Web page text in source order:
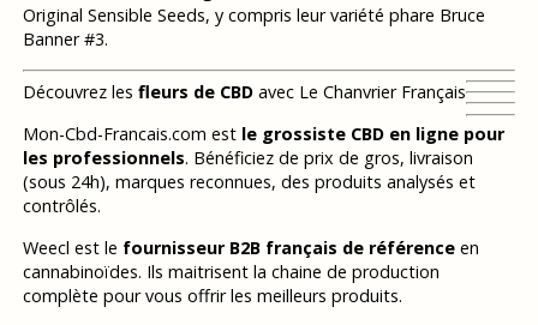
Original Sensible Seeds, y compris leur variété phare Bruce
Banner #3.
Découvrez les fleurs de CBDavec Le Chanvrier Français
Mon-Cbd-Francais.com est le grossiste CBD en ligne pour
les professionnels. Bénéficiez de prix de gros, livraison
(sous 24h), marques reconnues, des produits analysés et
contrôlés.
Weecl est le fournisseur B2B français de référenceen
cannabinoïdes. Ils maitrisent la chaine de production
complète pour vous offrir les meilleurs produits.